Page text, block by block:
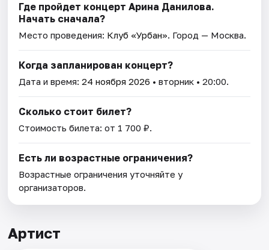
Где пройдет концерт Арина Данилова.
Начать сначала?
Место проведения: Клуб «Урбан». Город — Москва.
Когда запланирован концерт?
Дата и время:24 ноября 2026 • вторник • 20:00.
Сколько стоит билет?
Стоимость билета: от 1 700 ₽.
Есть ли возрастные ограничения?
Возрастные ограничения уточняйте у
организаторов.
Артист